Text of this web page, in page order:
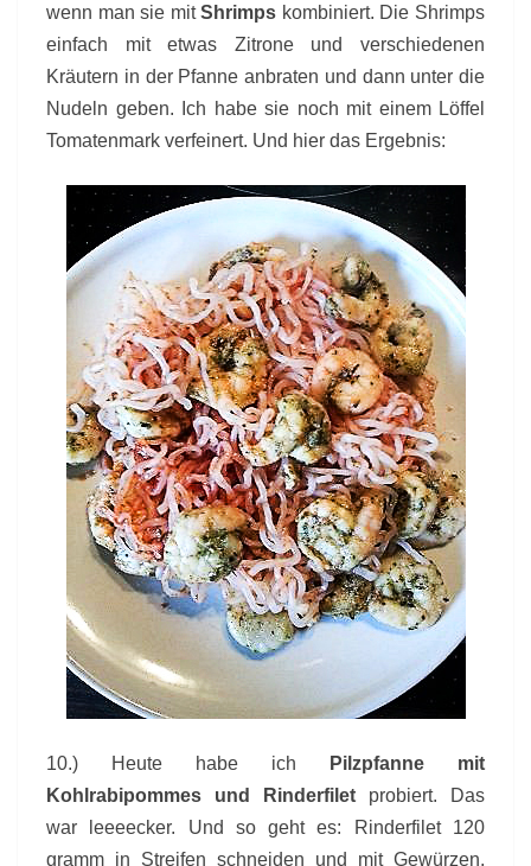
wenn man sie mitShrimps kombiniert. Die Shrimps
einfach mit etwas Zitrone und verschiedenen
Kräutern in der Pfanne anbraten und dann unter die
Nudeln geben. Ich habe sie noch mit einem Löffel
Tomatenmark verfeinert. Und hier das Ergebnis:
10.) Heute habe ich
Pilzpfanne mit
Kohlrabipommes und Rinderfilet probiert. Das
war leeeecker. Und so geht es: Rinderfilet 120
gramm in Streifen schneiden und mit Gewürzen,